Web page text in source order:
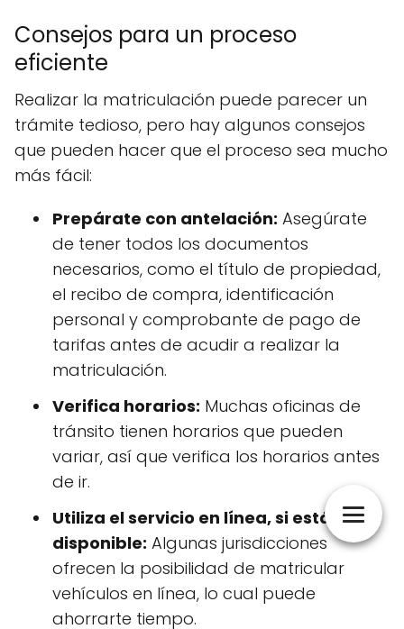
Consejos para un proceso
eficiente
Realizar la matriculación puede parecer un
trámite tedioso, pero hay algunos consejos
que pueden hacer que el proceso sea mucho
más fácil:
Prepárate con antelación: Asegúrate
de tener todos los documentos
necesarios, como el título de propiedad,
el recibo de compra, identificación
personal y comprobante de pago de
tarifas antes de acudir a realizar la
matriculación.
Verifica horarios: Muchas oficinas de
tránsito tienen horarios que pueden
variar, así que verifica los horarios antes
de ir.
Utiliza el servicio en línea, si está
disponible: Algunas jurisdicciones
ofrecen la posibilidad de matricular
vehículos en línea, lo cual puede
ahorrarte tiempo.